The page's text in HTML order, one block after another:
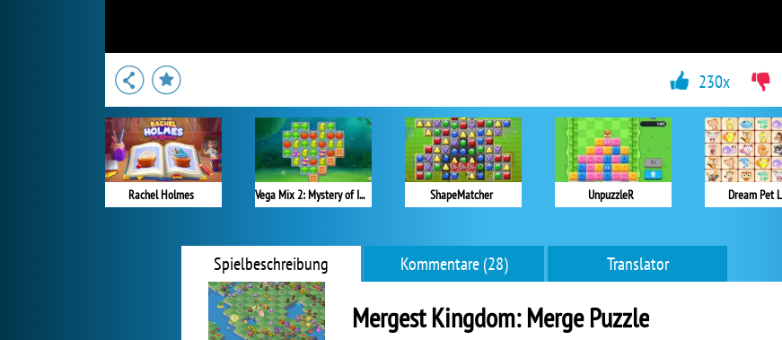
Rachel Holmes Vega Mix 2: Mystery of Island ShapeMatcher UnpuzzleR Dream Pet
230x
Spielbeschreibung Kommentare (28) Translator
Mergest Kingdom: Merge Puzzle